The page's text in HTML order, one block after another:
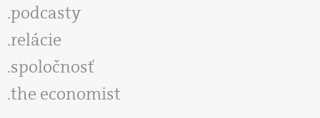
podcasty
relácie
spoločnosť
the economist